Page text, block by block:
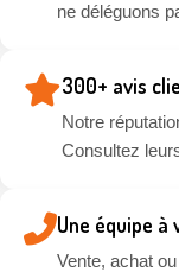
ne déléguons
300+ avis
Notre
Consultez
Une équipe à
Vente, achat